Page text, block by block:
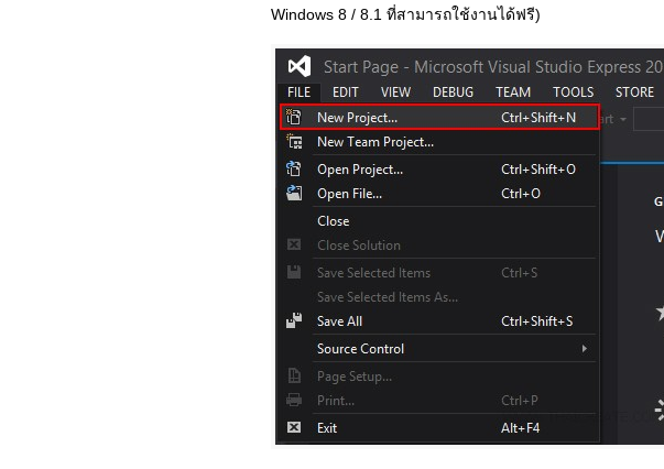
Windows 8 / 8.1 ที่สามารถใช้งานได้ฟรี)